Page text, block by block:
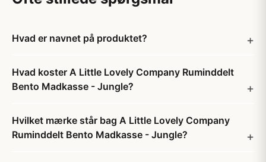
Hvad er navnet på produktet?
Hvad koster A Little Lovely Company Ruminddelt
Bento Madkasse - Jungle?
Hvilket mærke står bag A Little Lovely Company
Ruminddelt Bento Madkasse - Jungle?